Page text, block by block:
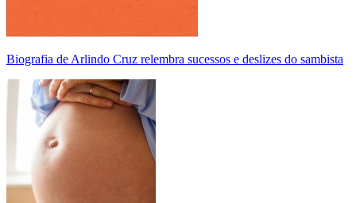
Biografia de Arlindo Cruz relembra sucessos e deslizes do sambista